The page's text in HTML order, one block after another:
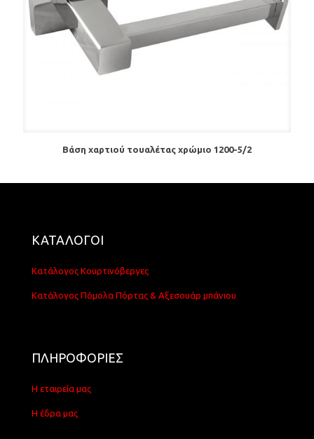
Βάση χαρτιού τουαλέτας χρώμιο 1200-5/2
ΚΑΤΑΛΟΓΟΙ
Κατάλογος Κουρτινόβεργες
Κατάλογος Πόμολα Πόρτας & Αξεσουάρ μπάνιου
ΠΛΗΡΟΦΟΡΙΕΣ
Η εταιρεία μας
Η έδρα μας